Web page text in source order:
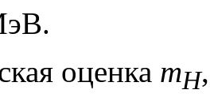
оценка mH